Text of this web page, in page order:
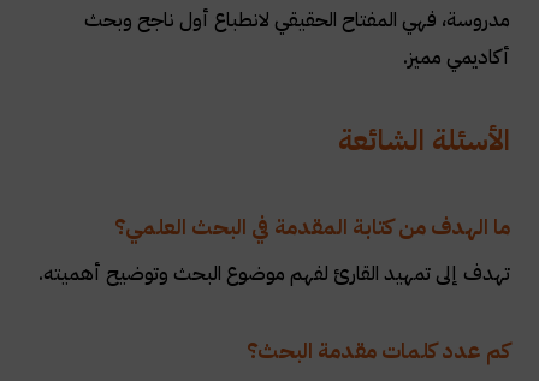
مدروسة، فهي المفتاح الحقيقي لانطباع أول ناجح وبحث
أكاديمي مميز.
الأسئلة الشائعة
ما الهدف من كتابة المقدمة في البحث العلمي؟
تهدف إلى تمهيد القارئ لفهم موضوع البحث وتوضيح أهميته.
كم عدد كلمات مقدمة البحث؟